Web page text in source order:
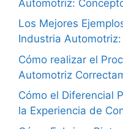
Automotriz:
Los Mejores
Industria
Cómo realizar el
Automotriz
Cómo el Diferencial
la Experiencia de